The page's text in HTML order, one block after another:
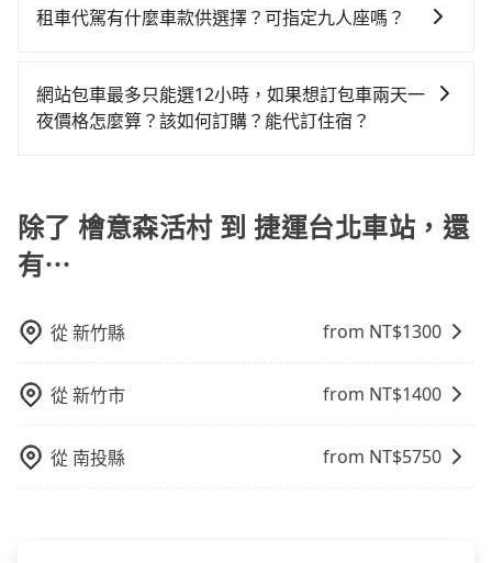
修理，每一次租車都好像在開樂透一樣。另外，偶爾也
車或者要載其他乘客的人來說就有不小的風險。最後，
雖然路邊隨租隨還看似方便，但實際使用時還是有其區
車，如需10人以上巴士，請來信洽詢。
之前，最好先詢問清楚具體價格和注意事項。相比之
透明，方便客戶可以更加準確地了解行程所需時間和費
用。
沒有到達海拔1500公里以上的山區，行程都是可以依照
租車代駕有什麼車款供選擇？可指定九人座嗎？
型車為主，車款品牌以豐田Toyota、福特Ford、福斯
VW為主，其中也有少量進口車像凌志Lexus、特斯拉
40人座大巴或遊覽車，可特別填單並另外報價。
網站包車最多只能選12小時，如果想訂包車兩天一
夜價格怎麼算？該如何訂購？能代訂住宿？
的行程。另外，目前旅步只提供接送服務，暫不提供代
訂住宿服務。
除了 檜意森活村 到 捷運台北車站，還
有⋯
從新竹縣 from NT$1300
從新竹市 from NT$1400
從 南投縣 from NT$5750